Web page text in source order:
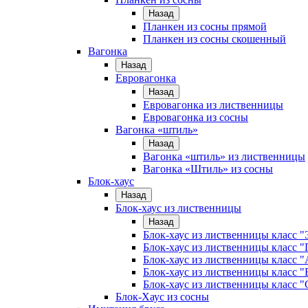
Назад
Планкен из сосны прямой
Планкен из сосны скошенный
Вагонка
Назад
Евровагонка
Назад
Евровагонка из лиственницы
Евровагонка из сосны
Вагонка «штиль»
Назад
Вагонка «штиль» из лиственницы
Вагонка «Штиль» из сосны
Блок-хаус
Назад
Блок-хаус из лиственницы
Назад
Блок-хаус из лиственницы класс
Блок-хаус из лиственницы класс
Блок-хаус из лиственницы класс
Блок-хаус из лиственницы класс
Блок-хаус из лиственницы класс
Блок-Хаус из сосны